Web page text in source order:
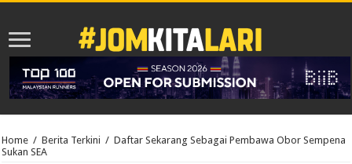
Home / Berita Terkini / Daftar Sekarang Sebagai Pembawa Obor Sempena
Sukan SEA